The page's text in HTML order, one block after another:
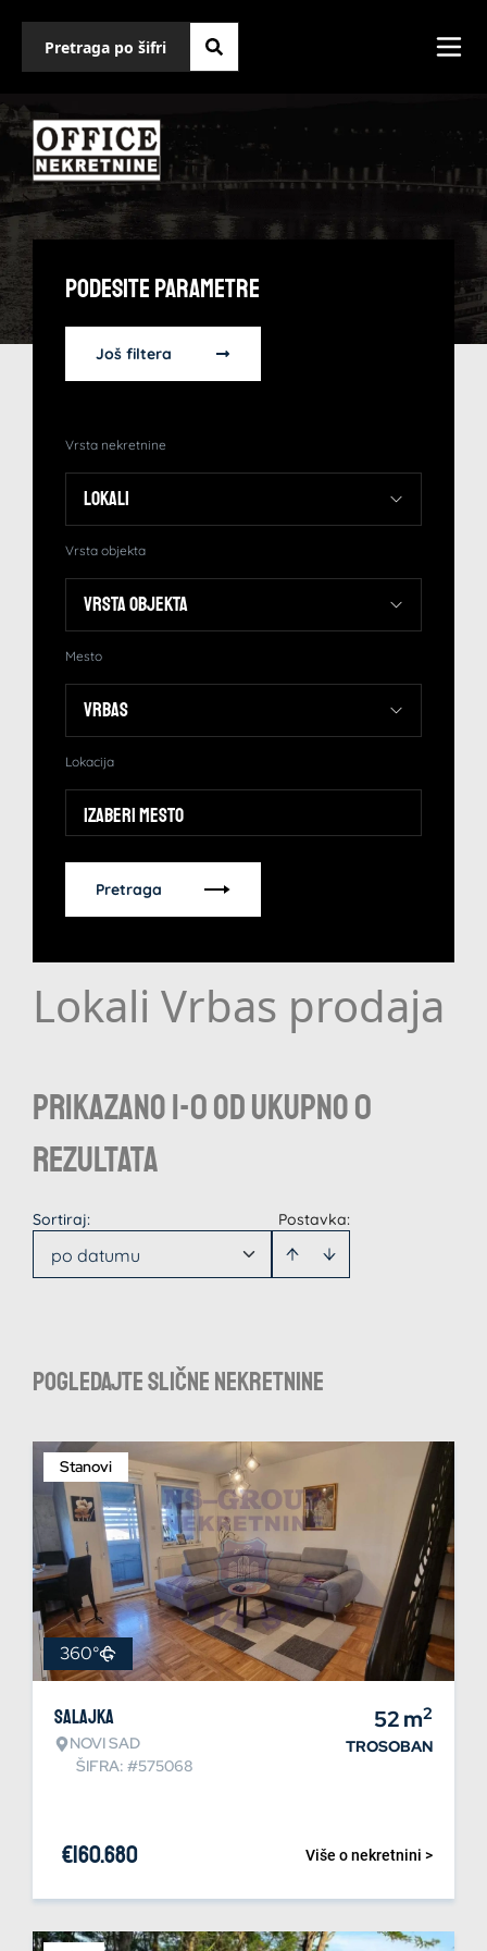
Podesite Parametre
Još filtera
Vrsta nekretnine
Vrsta objekta
Mesto
Lokacija
Izaberi mesto
Pretraga
Lokali Vrbas prodaja
Prikazano 1-0 od ukupno 0
rezultata
Postavka:
Sortiraj:
po datumu
Pogledajte slične nekretnine
Stanovi
360°
Salajka
NOVI SAD
ŠIFRA: #575068
52m2
TROSOBAN
Više o nekretnini >
€160.680